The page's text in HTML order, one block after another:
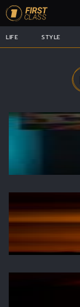
LIFE STYLE